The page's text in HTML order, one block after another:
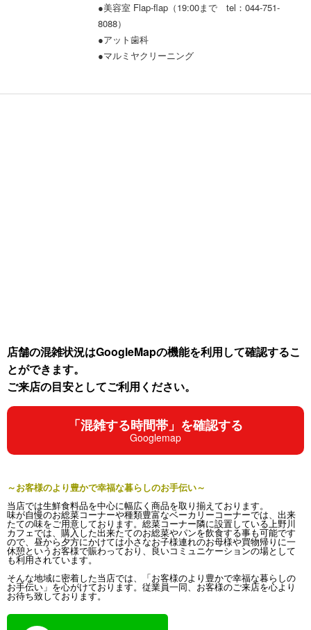
●美容室 Flap-flap（19:00まで tel：044-751-
8088）
●アット歯科
●マルミヤクリーニング
店舗の混雑状況はGoogleMapの機能を利用して確認するこ
とができます。
ご来店の目安としてご利用ください。
「混雑する時間帯」を確認する
Googlemap
～お客様のより豊かで幸福な暮らしのお手伝い～
当店では生鮮食料品を中心に幅広く商品を取り揃えております。
味が自慢のお総菜コーナーや種類豊富なベーカリーコーナーでは、出来
たての味をご用意しております。総菜コーナー隣に設置している上野川
カフェでは、購入した出来たてのお総菜やパンを飲食する事も可能です
ので、昼から夕方にかけては小さなお子様連れのお母様や買物帰りに一
休憩というお客様で賑わっており、良いコミュニケーションの場として
も利用されています。
そんな地域に密着した当店では、「お客様のより豊かで幸福な暮らしの
お手伝い」を心がけております。従業員一同、お客様のご来店を心より
お待ち致しております。